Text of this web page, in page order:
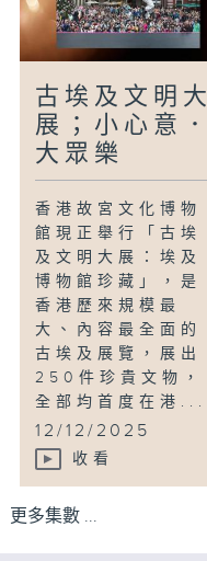
古埃及文明大
展；小心意．
大眾樂
香港故宮文化博物
館現正舉行「古埃
及文明大展：埃及
博物館珍藏」，是
香港歷來規模最
大、內容最全面的
古埃及展覽，展出
250件珍貴文物，
全部均首度在港...
12/12/2025
收看
更多集數 ...